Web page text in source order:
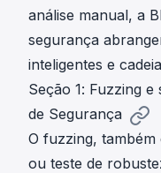
análise manual, a
segurança
inteligentes e
Seção 1: Fuzzing
de Segurança
O fuzzing,
ou teste de